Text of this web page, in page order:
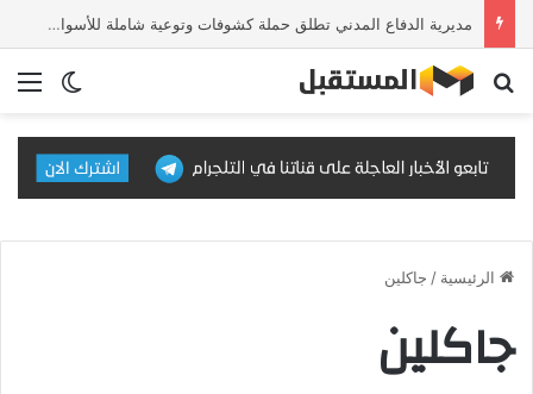
مديرية الدفاع المدني تطلق حملة كشوفات وتوعية شاملة للأسواق والمحال التجارية
الوضع بحث عن
الرئيسية / جاكلين
جاكلين